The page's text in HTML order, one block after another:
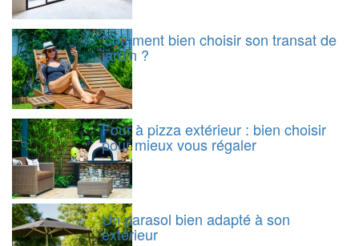
Comment bien choisir son transat de
jardin ?
Four à pizza extérieur : bien choisir
pour mieux vous régaler
Un parasol bien adapté à son
extérieur